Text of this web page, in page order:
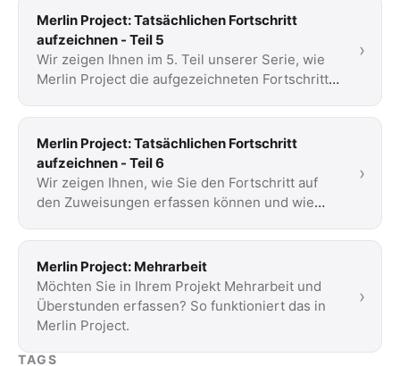
Merlin Project: Tatsächlichen Fortschritt
aufzeichnen - Teil 5
Wir zeigen Ihnen im 5. Teil unserer Serie, wie
Merlin Project die aufgezeichneten Fortschritte
›
Merlin Project: Tatsächlichen Fortschritt
aufzeichnen - Teil 6
Wir zeigen Ihnen, wie Sie den Fortschritt auf
den Zuweisungen erfassen können und wie
Zuweisungen …
›
Merlin Project: Mehrarbeit
Möchten Sie in Ihrem Projekt Mehrarbeit und
Überstunden erfassen? So funktioniert das in
Merlin Project.
›
TAGS